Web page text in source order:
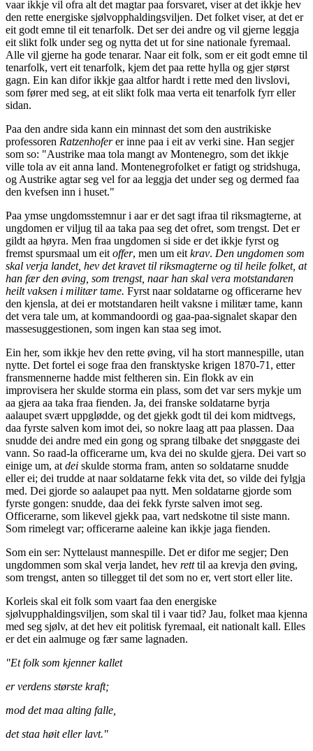
vaar ikkje vil ofra alt det magtar paa forsvaret, viser at det ikkje hev
den rette energiske sjølvopphaldingsviljen. Det folket viser, at det er
eit godt emne til eit tenarfolk. Det ser dei andre og vil gjerne leggja
eit slikt folk under seg og nytta det ut for sine nationale fyremaal.
Alle vil gjerne ha gode tenarar. Naar eit folk, som er eit godt emne til
tenarfolk, vert eit tenarfolk, kjem det paa rette hylla og gjer størst
gagn. Ein kan difor ikkje gaa altfor hardt i rette med den livslovi,
som fører med seg, at eit slikt folk maa verta eit tenarfolk fyrr eller
sidan.
Paa den andre sida kann ein minnast det som den austrikiske
professoren Ratzenhoferer inne paa i eit av verki sine. Han segjer
som so: "Austrike maa tola mangt av Montenegro, som det ikkje
ville tola av eit anna land. Montenegrofolket er fatigt og stridshuga,
og Austrike agtar seg vel for aa leggja det under seg og dermed faa
den kvefsen inn i huset."
Paa ymse ungdomsstemnur i aar er det sagt ifraa til riksmagterne, at
ungdomen er viljug til aa taka paa seg det ofret, som trengst. Det er
gildt aa høyra. Men fraa ungdomen si side er det ikkje fyrst og
fremst spursmaal um eit offer, men um eit krav. Den ungdomen som
skal verja landet, hev det kravet til riksmagterne og til heile folket, at
han fær den øving, som trengst, naar han skal vera motstandaren
heilt vaksen i militær tame. Fyrst naar soldatarne og officerarne hev
den kjensla, at dei er motstandaren heilt vaksne i militær tame, kann
det vera tale um, at kommandoordi og gaa-paa-signalet skapar den
massesuggestionen, som ingen kan staa seg imot.
Ein her, som ikkje hev den rette øving, vil ha stort mannespille, utan
nytte. Det fortel ei soge fraa den fransktyske krigen 1870-71, etter
fransmennerne hadde mist feltheren sin. Ein flokk av ein
improvisera her skulde storma ein plass, som det var sers mykje um
aa gjera aa taka fraa fienden. Ja, dei franske soldatarne byrja
aalaupet svært uppglødde, og det gjekk godt til dei kom midtvegs,
daa fyrste salven kom imot dei, so nokre laag att paa plassen. Daa
snudde dei andre med ein gong og sprang tilbake det snøggaste dei
vann. So raad-la officerarne um, kva dei no skulde gjera. Dei vart so
einige um, at dei skulde storma fram, anten so soldatarne snudde
eller ei; dei trudde at naar soldatarne fekk vita det, so vilde dei fylgja
med. Dei gjorde so aalaupet paa nytt. Men soldatarne gjorde som
fyrste gongen: snudde, daa dei fekk fyrste salven imot seg.
Officerarne, som likevel gjekk paa, vart nedskotne til siste mann.
Som rimelegt var; officerarne aaleine kan ikkje jaga fienden.
Som ein ser: Nyttelaust mannespille. Det er difor me segjer; Den
ungdommen som skal verja landet, hev retttil aa krevja den øving,
som trengst, anten so tillegget til det som no er, vert stort eller lite.
Korleis skal eit folk som vaart faa den energiske
sjølvupphaldingsviljen, som skal til i vaar tid? Jau, folket maa kjenna
med seg sjølv, at det hev eit politisk fyremaal, eit nationalt kall. Elles
er det ein aalmuge og fær same lagnaden.
"Et folk som kjenner kallet
er verdens største kraft;
mod det maa alting falle,
det staa høit eller lavt."